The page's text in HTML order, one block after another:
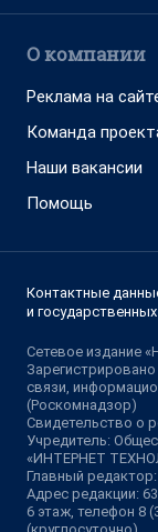
О компании
Реклама на
Команда
Наши вакансии
Помощь
Контактные
и
Сетевое издание
связи,
(Роскомнадзор)
Свидетельство о
Учредитель:
«ИНТЕРНЕТ
Главный
Адрес редакции:
6 этаж, телефон 8